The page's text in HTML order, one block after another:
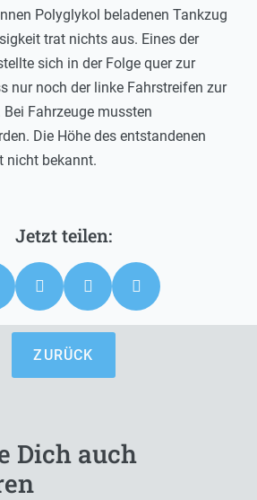
Polyglykol beladenen Tankzug
trat nichts aus. Eines der
sich in der Folge quer zur
nur noch der linke Fahrstreifen zur
Fahrzeuge mussten
Die Höhe des entstandenen
nicht bekannt.
ZURÜCK
Dich auch